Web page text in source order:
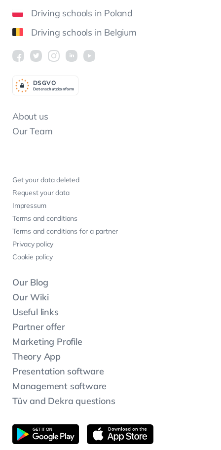
Driving schools in Poland
Driving schools in Belgium
About us
Our Team
Get your data deleted
Request your data
Impressum
Terms and conditions
Terms and conditions for a partner
Privacy policy
Cookie policy
Our Blog
Our Wiki
Useful links
Partner offer
Marketing Profile
Theory App
Presentation software
Management software
Tüv and Dekra questions
Datenschutzkonform
DSGVO